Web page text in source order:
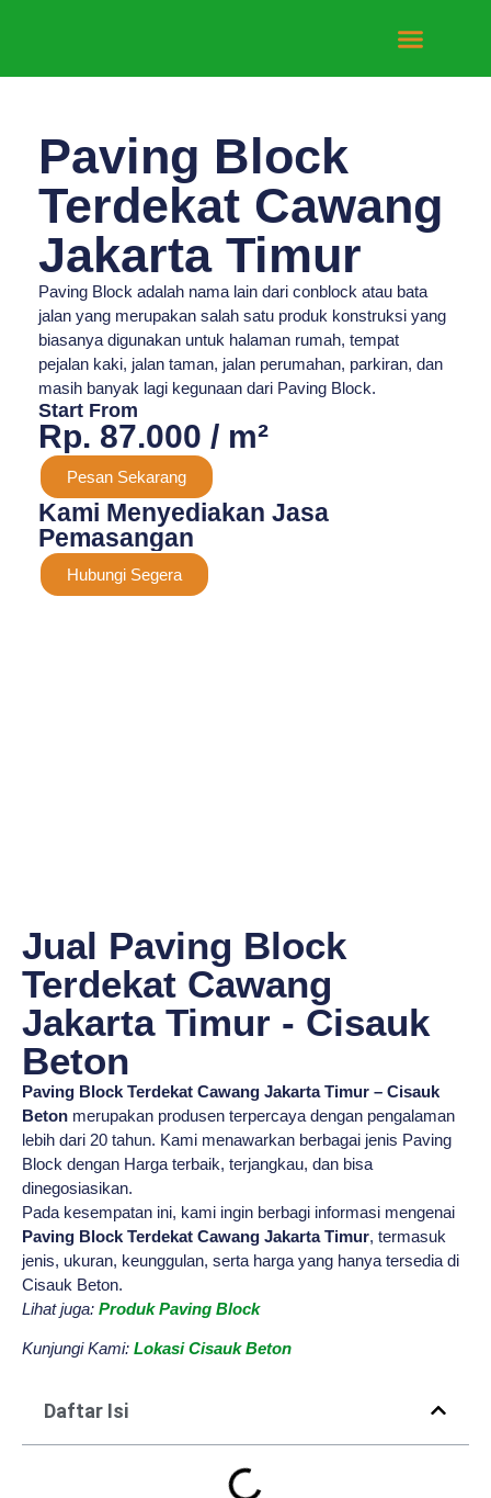
Paving Block
Terdekat Cawang
Jakarta Timur
Paving Block adalah nama lain dari conblock atau bata
jalan yang merupakan salah satu produk konstruksi yang
biasanya digunakan untuk halaman rumah, tempat
pejalan kaki, jalan taman, jalan perumahan, parkiran, dan
masih banyak lagi kegunaan dari Paving Block.
Start From
Rp. 87.000 / m²
Pesan Sekarang
Kami Menyediakan Jasa
Pemasangan
Hubungi Segera
Jual Paving Block
Terdekat Cawang
Jakarta Timur - Cisauk
Beton
Paving Block Terdekat Cawang Jakarta Timur – Cisauk
Beton merupakan produsen terpercaya dengan pengalaman
lebih dari 20 tahun. Kami menawarkan berbagai jenis Paving
Block dengan Harga terbaik, terjangkau, dan bisa
dinegosiasikan.
Pada kesempatan ini, kami ingin berbagi informasi mengenai
Paving Block Terdekat Cawang Jakarta Timur, termasuk
jenis, ukuran, keunggulan, serta harga yang hanya tersedia di
Cisauk Beton.
Lihat juga: Produk Paving Block
Kunjungi Kami: Lokasi Cisauk Beton
Daftar Isi